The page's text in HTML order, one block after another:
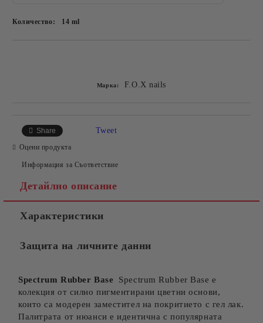
Количество: 14 ml
Марка: F.O.X nails
Share Tweet
Оцени продукта
Информация за Съответствие
Детайлно описание
Характеристики
Защита на личните данни
Spectrum Rubber Base
Spectrum Rubber Base е
колекция от силно пигментирани цветни основи,
които са модерен заместител на покритието с гел лак.
Палитрата от нюанси е идентична с популярната